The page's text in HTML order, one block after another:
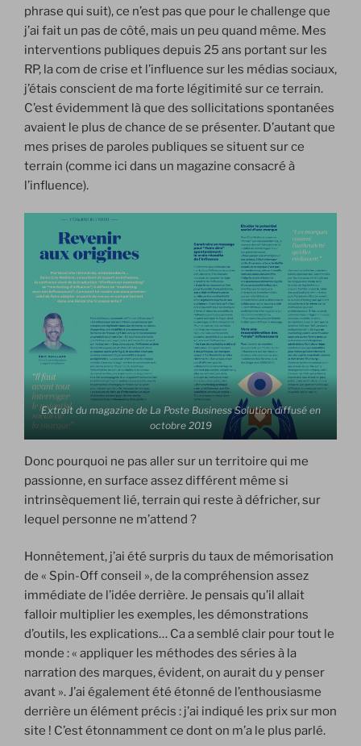
phrase qui suit), ce n’est pas que pour le challenge que
j’ai fait un pas de côté, mais un peu quand même. Mes
interventions publiques depuis 25 ans portant sur les
RP, la com de crise et l’influence sur les médias sociaux,
j’étais conscient de ma forte légitimité sur ce terrain.
C’est évidemment là que des sollicitations spontanées
avaient le plus de chance de se présenter. D’autant que
mes prises de paroles publiques se situent sur ce
terrain (comme ici dans un magazine consacré à
l’influence).
Extrait du magazine de La Poste Business Solution diffusé en
octobre 2019
Donc pourquoi ne pas aller sur un territoire qui me
passionne, en surface assez différent même si
intrinsèquement lié, terrain qui reste à défricher, sur
lequel personne ne m’attend ?
Honnêtement, j’ai été surpris du taux de mémorisation
de « Spin-Off conseil », de la compréhension assez
immédiate de l’idée derrière. Je pensais qu’il allait
falloir multiplier les exemples, les démonstrations
d’outils, les explications… Ca a semblé clair pour tout le
monde : « appliquer les méthodes des séries à la
narration des marques, évident, on aurait du y penser
avant ». J’ai également été étonné de l’enthousiasme
derrière un élément précis : j’ai indiqué les prix sur mon
site ! C’est étonnamment ce dont on m’a le plus parlé.